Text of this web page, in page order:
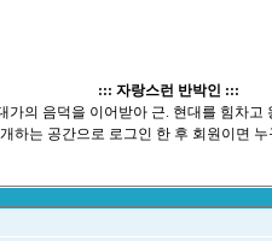
::: 자랑스런 반박인 :::
가의 음덕을 이어받아 근. 현대를 힘차고
하는 공간으로 로그인 한 후 회원이면